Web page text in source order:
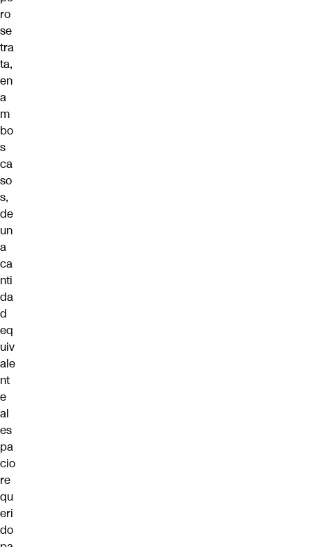
ro
se
tra
ta,
en
a
m
bo
s
ca
so
s,
de
un
a
ca
nti
da
d
eq
uiv
ale
nt
e
al
es
pa
cio
re
qu
eri
do